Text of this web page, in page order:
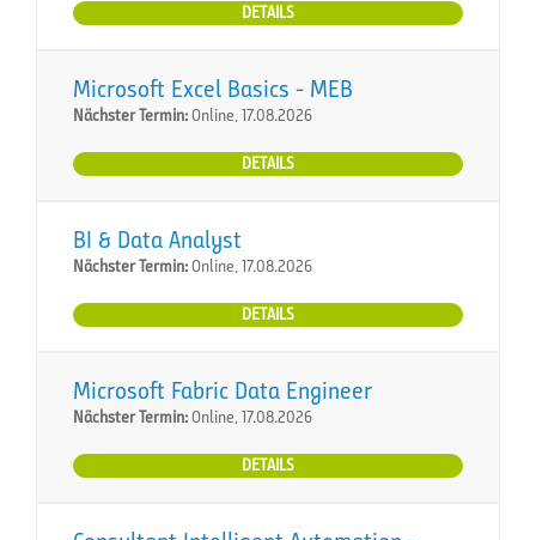
DETAILS
Microsoft Excel Basics - MEB
Nächster Termin:Online, 17.08.2026
DETAILS
BI & Data Analyst
Nächster Termin:Online, 17.08.2026
DETAILS
Microsoft Fabric Data Engineer
Nächster Termin:Online, 17.08.2026
DETAILS